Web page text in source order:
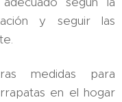
y seguir las
medidas para
en el hogar